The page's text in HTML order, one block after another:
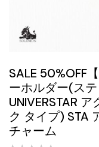
SALE 50%OFF
ーホルダー(ステ
UNIVERSTAR
ク タイプ) STA
チャーム